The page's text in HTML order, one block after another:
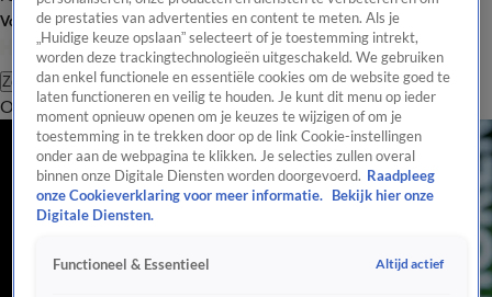
Volg Hart van Nederland
Zoeken
OverzichtRegioUitzendingenWeerTip de redactiePanelVideo's
de prestaties van advertenties en content te meten. Als je
„Huidige keuze opslaan” selecteert of je toestemming intrekt,
worden deze trackingtechnologieën uitgeschakeld. We gebruiken
dan enkel functionele en essentiële cookies om de website goed te
laten functioneren en veilig te houden. Je kunt dit menu op ieder
moment opnieuw openen om je keuzes te wijzigen of om je
toestemming in te trekken door op de link Cookie-instellingen
onder aan de webpagina te klikken. Je selecties zullen overal
binnen onze Digitale Diensten worden doorgevoerd. Raadpleeg
onze Cookieverklaring voor meer informatie.
Bekijk hier onze
Digitale Diensten.
Functioneel & Essentieel Altijd actief